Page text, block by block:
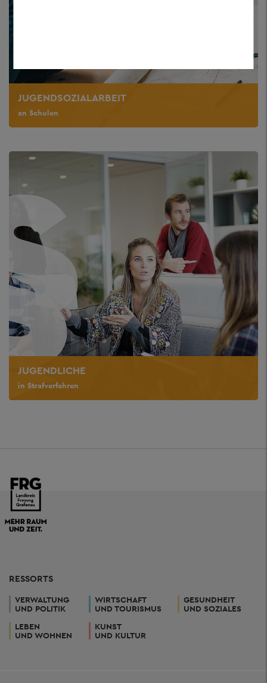
JUGENDSOZIALARBEIT
an Schulen
JUGENDLICHE
in Strafverfahren
RESSORTS
VERWALTUNG
UND POLITIK
WIRTSCHAFT
UND TOURISMUS
GESUNDHEIT
UND SOZIALES
LEBEN
UND WOHNEN
KUNST
UND KULTUR